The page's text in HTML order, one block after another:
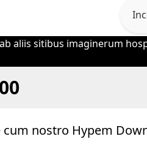
aliis sitibus imaginerum
nostro Hypem